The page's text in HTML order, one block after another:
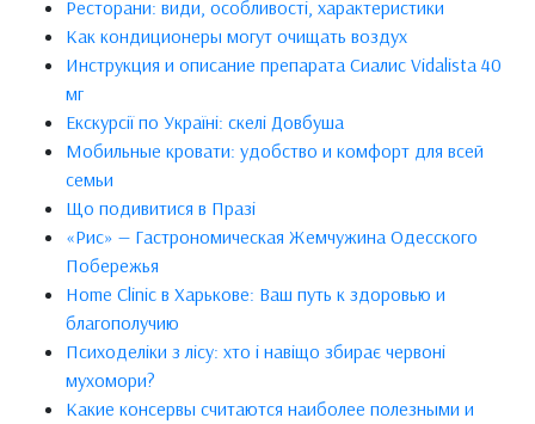
Ресторани: види, особливості, характеристики
Как кондиционеры могут очищать воздух
Инструкция и описание препарата Сиалис Vidalista 40
мг
Екскурсії по Україні: скелі Довбуша
Мобильные кровати: удобство и комфорт для всей
семьи
Що подивитися в Празі
«Рис» — Гастрономическая Жемчужина Одесского
Побережья
Home Clinic в Харькове: Ваш путь к здоровью и
благополучию
Психоделіки з лісу: хто і навіщо збирає червоні
мухомори?
Какие консервы считаются наиболее полезными и